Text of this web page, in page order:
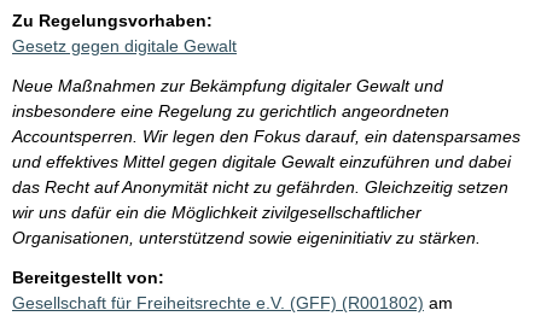
Zu Regelungsvorhaben:
Gesetz gegen digitale Gewalt
Neue Maßnahmen zur Bekämpfung digitaler Gewalt und
insbesondere eine Regelung zu gerichtlich angeordneten
Accountsperren. Wir legen den Fokus darauf, ein datensparsames
und effektives Mittel gegen digitale Gewalt einzuführen und dabei
das Recht auf Anonymität nicht zu gefährden. Gleichzeitig setzen
wir uns dafür ein die Möglichkeit zivilgesellschaftlicher
Organisationen, unterstützend sowie eigeninitiativ zu stärken.
Bereitgestellt von:
Gesellschaft für Freiheitsrechte e.V. (GFF) (R001802) am